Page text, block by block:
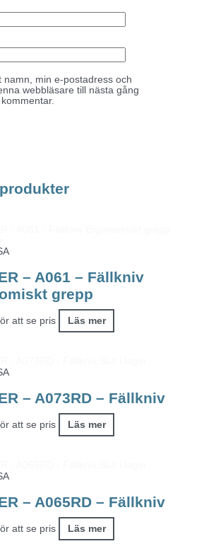
namn, min e-postadress och
webbläsare till nästa gång
– A061 – Fällkniv
grepp
att se pris Läs mer
– A073RD – Fällkniv
att se pris Läs mer
– A065RD – Fällkniv
att se pris Läs mer